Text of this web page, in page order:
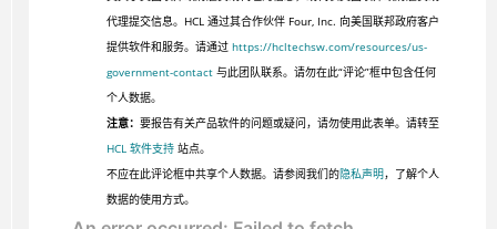
代理提交信息。HCL 通过其合作伙伴 Four, Inc. 向美国联邦政府客户
提供软件和服务。请通过 https://hcltechsw.com/resources/us-
government-contact与此团队联系。请勿在此“评论”框中包含任何
个人数据。
注意： 要报告有关产品软件的问题或疑问，请勿使用此表单。请转至
HCL 软件支持站点。
不应在此评论框中共享个人数据。请参阅我们的隐私声明，了解个人
数据的使用方式。